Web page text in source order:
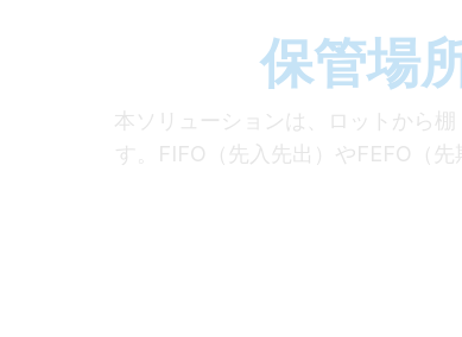
保管場
本ソリューションは、ロットから
す。FIFO（先入先出）やFEFO（